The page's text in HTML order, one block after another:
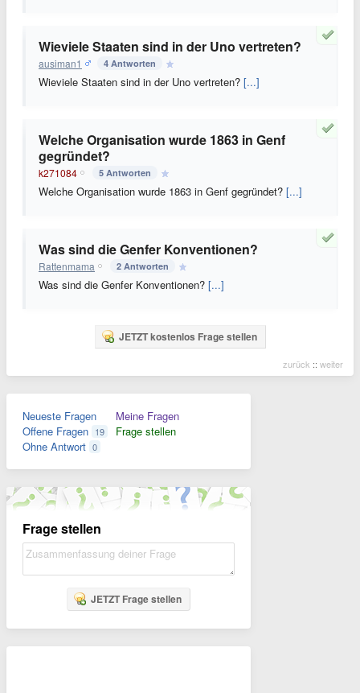
Wieviele Staaten sind in der Uno vertreten?
ausiman1 4 Antworten
Wieviele Staaten sind in der Uno vertreten? [...]
Welche Organisation wurde 1863 in Genf
gegründet?
k271084 5 Antworten
Welche Organisation wurde 1863 in Genf gegründet? [...]
Was sind die Genfer Konventionen?
Rattenmama 2 Antworten
Was sind die Genfer Konventionen? [...]
JETZT kostenlos Frage stellen
zurück :: weiter
Neueste Fragen
Offene Fragen 19
Ohne Antwort 0
Meine Fragen
Frage stellen
Frage stellen
JETZT Frage stellen